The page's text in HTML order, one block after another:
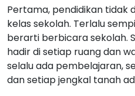
Pertama, pendidikan tidak
kelas sekolah. Terlalu
berarti berbicara sekolah.
hadir di setiap ruang dan
selalu ada pembelajaran,
dan setiap jengkal tanah